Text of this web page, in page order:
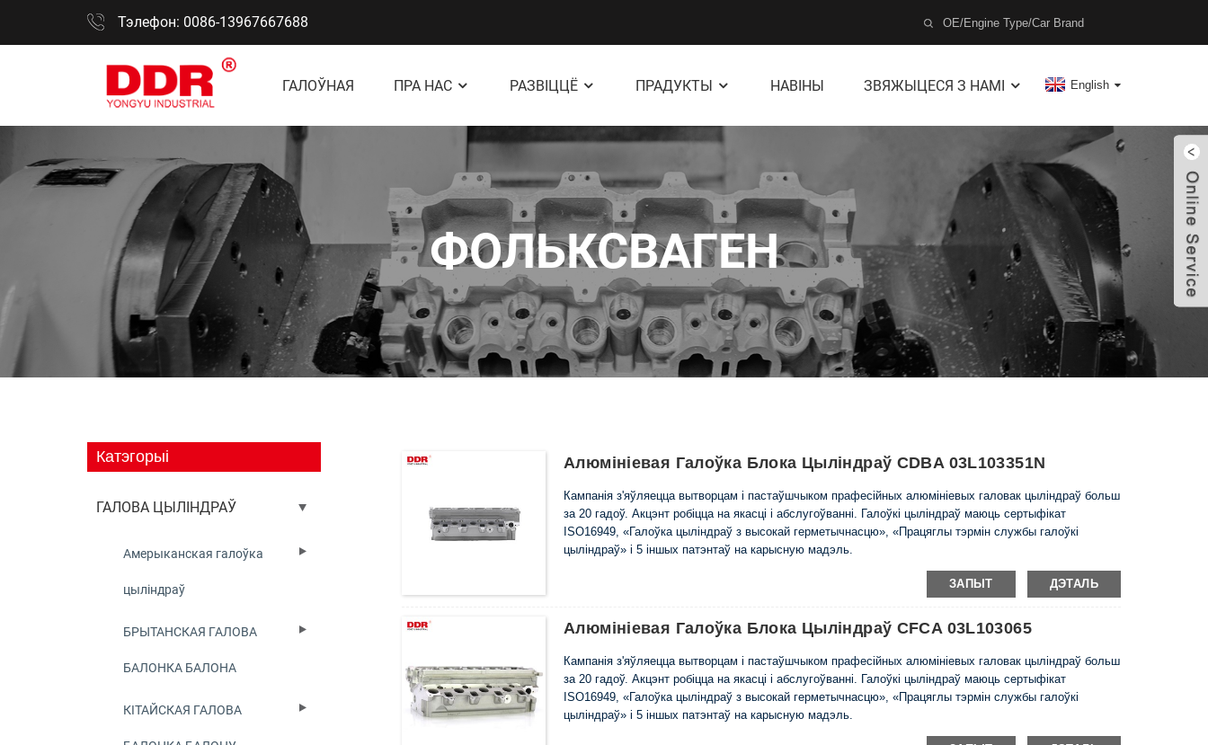
Тэлефон: 0086-13967667688
ГАЛОЎНАЯ ПРА НАС РАЗВІЦЦЁ ПРАДУКТЫ НАВІНЫ ЗВЯЖЫЦЕСЯ З НАМІ English
ФОЛЬКСВАГЕН
Катэгорыі
ГАЛОВА ЦЫЛІНДРАЎ
Амерыканская галоўка
цыліндраў
БРЫТАНСКАЯ ГАЛОВА
БАЛОНКА БАЛОНА
КІТАЙСКАЯ ГАЛОВА
Алюмініевая Галоўка Блока Цыліндраў CDBA 03L103351N
Кампанія з'яўляецца вытворцам і пастаўшчыком прафесійных алюмініевых галовак цыліндраў больш
за 20 гадоў. Акцэнт робіцца на якасці і абслугоўванні. Галоўкі цыліндраў маюць сертыфікат
ISO16949, «Галоўка цыліндраў з высокай герметычнасцю», «Працяглы тэрмін службы галоўкі
цыліндраў» і 5 іншых патэнтаў на карысную мадэль.
ЗАПЫТ ДЭТАЛЬ
Алюмініевая Галоўка Блока Цыліндраў CFCA 03L103065
Кампанія з'яўляецца вытворцам і пастаўшчыком прафесійных алюмініевых галовак цыліндраў больш
за 20 гадоў. Акцэнт робіцца на якасці і абслугоўванні. Галоўкі цыліндраў маюць сертыфікат
ISO16949, «Галоўка цыліндраў з высокай герметычнасцю», «Працяглы тэрмін службы галоўкі
цыліндраў» і 5 іншых патэнтаў на карысную мадэль.